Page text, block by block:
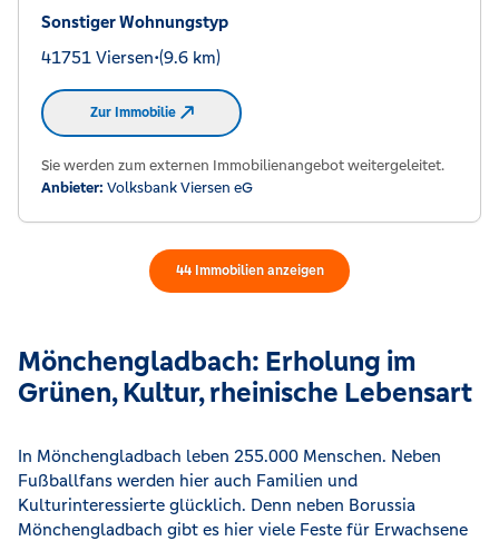
Sonstiger Wohnungstyp
41751 Viersen•(9.6 km)
Zur Immobilie
Sie werden zum externen Immobilienangebot weitergeleitet.
Anbieter: Volksbank Viersen eG
44 Immobilienanzeigen
Mönchengladbach: Erholung im
Grünen, Kultur, rheinische Lebensart
In Mönchengladbach leben 255.000 Menschen. Neben
Fußballfans werden hier auch Familien und
Kulturinteressierte glücklich. Denn neben Borussia
Mönchengladbach gibt es hier viele Feste für Erwachsene